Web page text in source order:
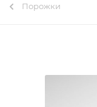
Порожки